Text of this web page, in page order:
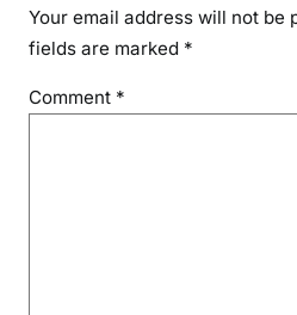
Your email address will not be
fields are marked *
Comment *